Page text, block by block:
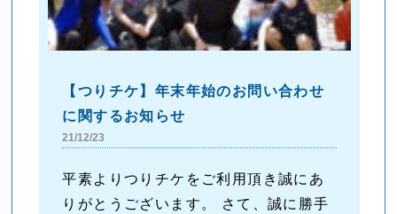
【つりチケ】年末年始のお問い合わせ
に関するお知らせ
21/12/23
平素よりつりチケをご利用頂き誠にあ
りがとうございます。 さて、誠に勝手